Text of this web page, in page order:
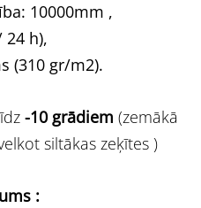
10000mm ,
24 h),
(310 gr/m2).
-10 grādiem (zemākā
siltākas zeķītes )
: